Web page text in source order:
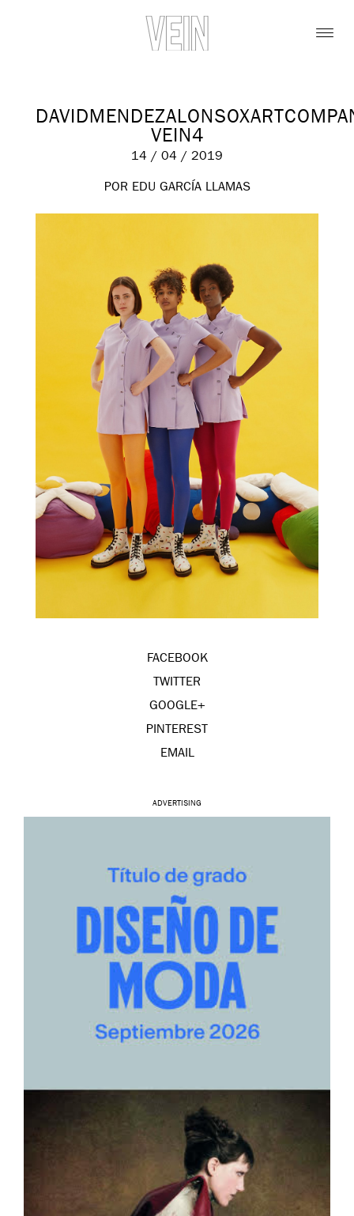
VEIN4
14 / 04 / 2019
POR EDU GARCÍA LLAMAS
FACEBOOK
TWITTER
GOOGLE+
PINTEREST
EMAIL
ADVERTISING